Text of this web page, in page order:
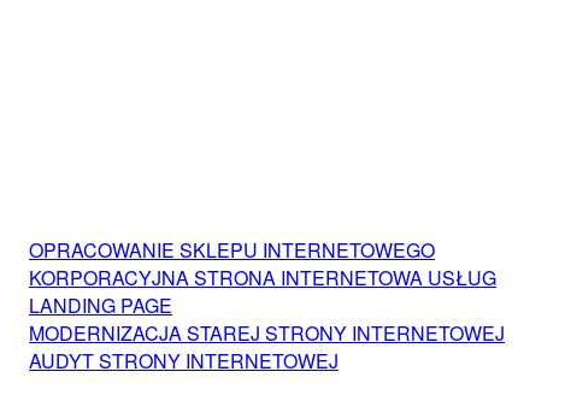
OPRACOWANIE SKLEPU INTERNETOWEGO
KORPORACYJNA STRONA INTERNETOWA USŁUG
LANDING PAGE
MODERNIZACJA STAREJ STRONY INTERNETOWEJ
AUDYT STRONY INTERNETOWEJ